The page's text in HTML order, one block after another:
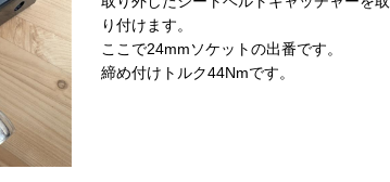
り付けます。
ここで24mmソケットの出番です。
締め付けトルク44Nmです。